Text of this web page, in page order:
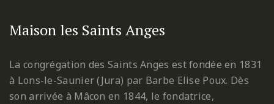
Maison les Saints Anges
La congrégation des Saints Anges est fondée en 1831
à Lons-le-Saunier (Jura) par Barbe Elise Poux. Dès
son arrivée à Mâcon en 1844, le fondatrice,